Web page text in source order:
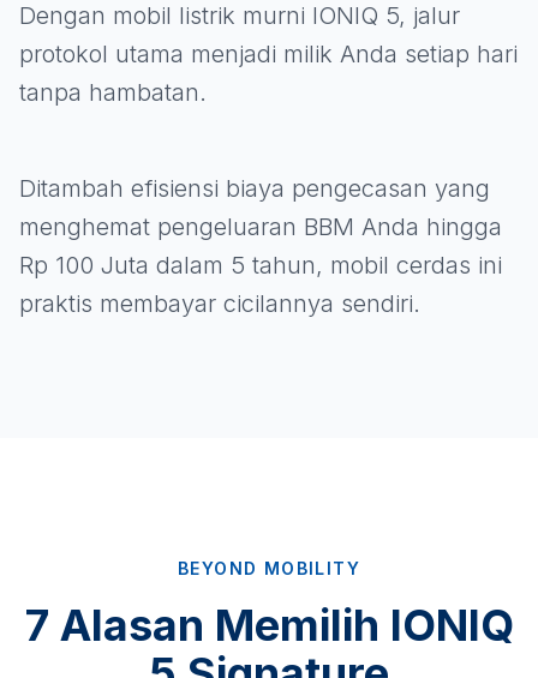
Dengan mobil listrik murni IONIQ 5, jalur
protokol utama menjadi milik Anda setiap hari
tanpa hambatan.
Ditambah efisiensi biaya pengecasan yang
menghemat pengeluaran BBM Anda hingga
Rp 100 Juta dalam 5 tahun, mobil cerdas ini
praktis membayar cicilannya sendiri.
BEYOND MOBILITY
7 Alasan Memilih IONIQ